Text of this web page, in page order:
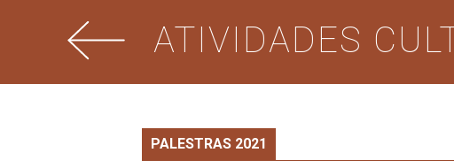
ATIVIDADES
PALESTRAS 2021